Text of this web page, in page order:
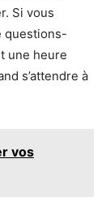
Si vous
questions-
une heure
s’attendre à
vos